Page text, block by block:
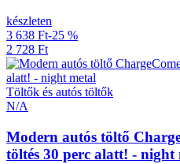
készleten
3 638 Ft-25 %
2 728 Ft
Töltők és autós töltők
N/A
Modern autós töltő
töltés 30 perc alatt! - night